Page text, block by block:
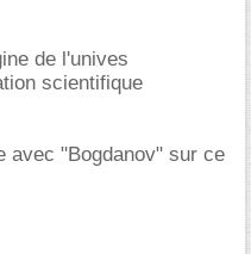
de l'unives
scientifique
avec "Bogdanov" sur ce